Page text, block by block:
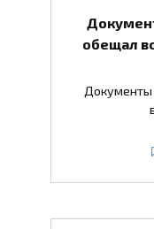
обещал
Документы